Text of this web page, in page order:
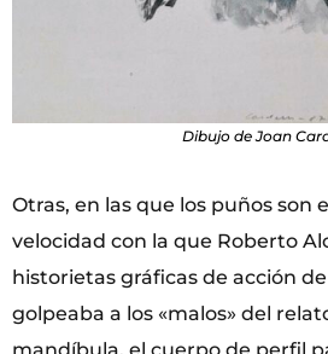
Dibujo de Joan
Otras, en las que los puños son
velocidad con la que Roberto
historietas gráficas de acción
golpeaba a los «malos» del